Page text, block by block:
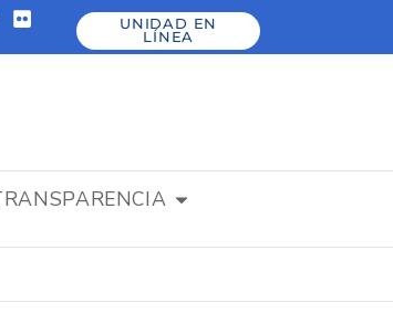
UNIDAD EN
LÍNEA